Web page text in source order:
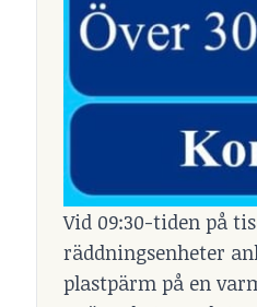
Vid 09:30-tiden på
räddningsenheter
plastpärm på en